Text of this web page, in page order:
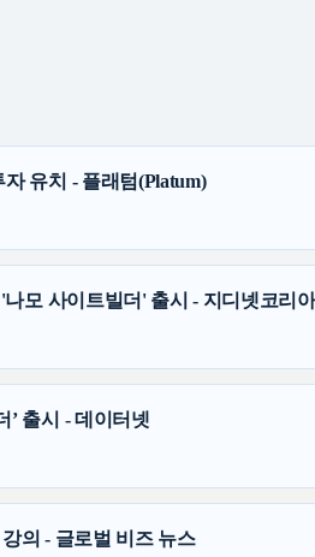
유치 - 플래텀(Platum)
모 사이트빌더' 출시 - 지디넷코리아
’ 출시 - 데이터넷
의 - 글로벌 비즈 뉴스